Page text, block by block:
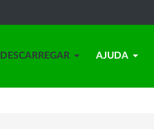
DESCARREGAR AJUDA